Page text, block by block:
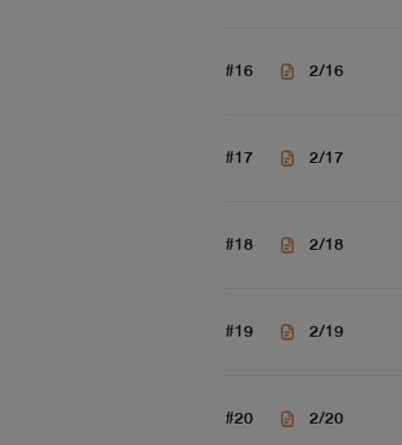
#16 2/16
#17 2/17
#18 2/18
#19 2/19
#20 2/20